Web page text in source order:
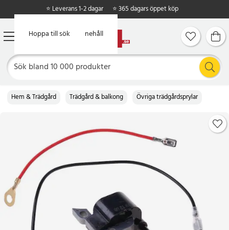
Hoppa till huvudinnehåll
Hoppa till sök
⭐ Leverans 1-2 dagar ⭐ 365 dagars öppet köp
Hem & Trädgård Trädgård & balkong Övriga trädgårdsprylar